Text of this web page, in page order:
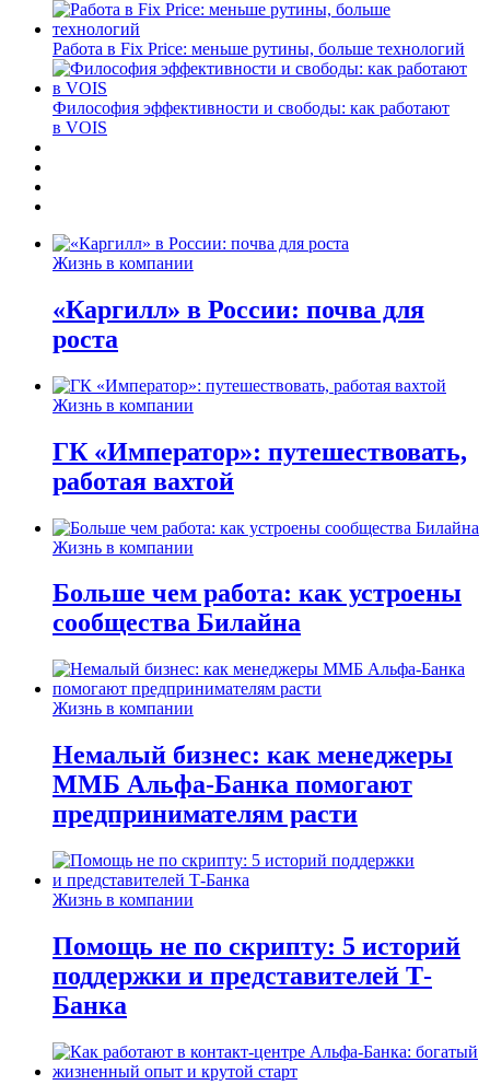
Работа в Fix Price: меньше рутины, больше технологий
Философия эффективности и свободы: как работают
в VOIS
Жизнь в компании
«Каргилл» в России: почва для
роста
Жизнь в компании
ГК «Император»: путешествовать,
работая вахтой
Жизнь в компании
Больше чем работа: как устроены
сообщества Билайна
Жизнь в компании
Немалый бизнес: как менеджеры
ММБ Альфа-Банка помогают
предпринимателям расти
Жизнь в компании
Помощь не по скрипту: 5 историй
поддержки и представителей Т-
Банка